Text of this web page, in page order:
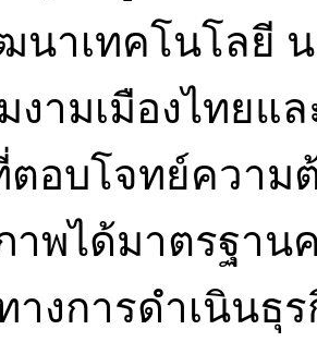
นาเทคโนโลยี
งามเมืองไทยแ
ตอบโจทย์ความ
าพได้มาตรฐา
างการดำเนินธุ